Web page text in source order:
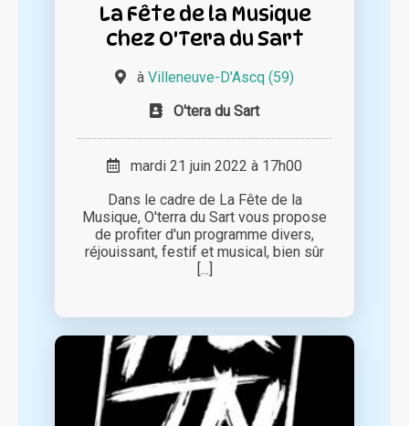
La Fête de la Musique
chez O'Tera du Sart
à Villeneuve-D'Ascq (59)
O'tera du Sart
mardi 21 juin 2022 à 17h00
Dans le cadre de La Fête de la
Musique, O'terra du Sart vous propose
de profiter d'un programme divers,
réjouissant, festif et musical, bien sûr
[...]